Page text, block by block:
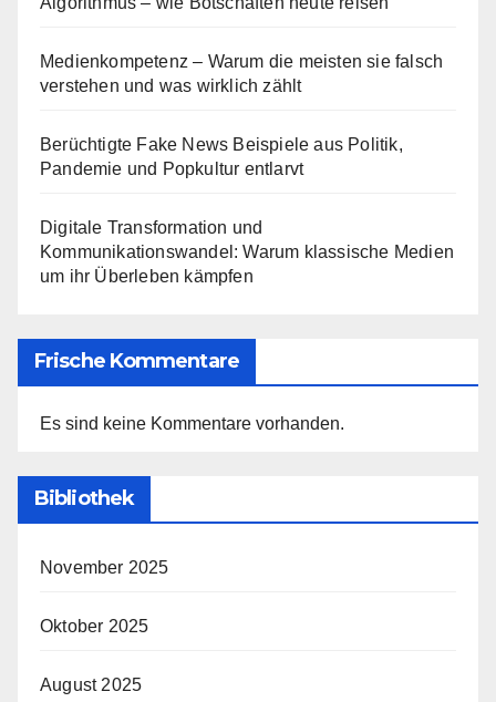
Medienkompetenz – Warum die meisten sie falsch
verstehen und was wirklich zählt
Berüchtigte Fake News Beispiele aus Politik,
Pandemie und Popkultur entlarvt
Digitale Transformation und
Kommunikationswandel: Warum klassische Medien
um ihr Überleben kämpfen
Frische Kommentare
Es sind keine Kommentare vorhanden.
Bibliothek
November 2025
Oktober 2025
August 2025